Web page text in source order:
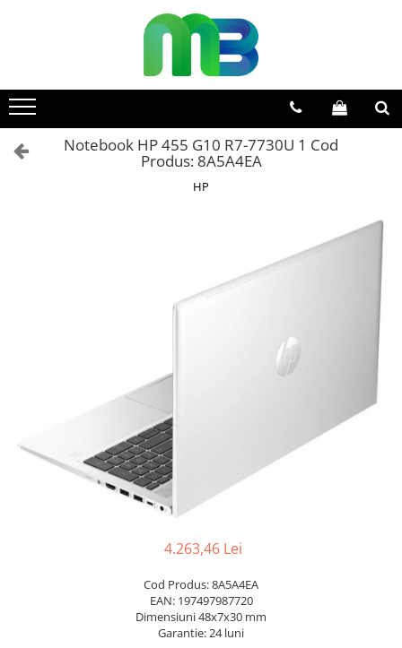
Articole din hartie
Agende si calendare
Hartie color
Stilouri si rollere cu rezerve de
cerneala
Creioane mecanice si mine
Notebook HP 455 G10 R7-7730U 1 Cod
Produs: 8A5A4EA
HP
4.263,46 Lei
Cod Produs: 8A5A4EA
EAN: 197497987720
Dimensiuni 48x7x30 mm
Garantie: 24 luni